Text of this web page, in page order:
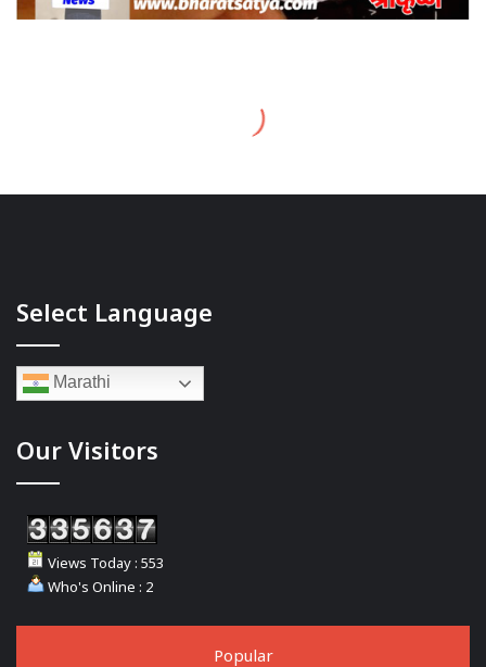
Select Language
Marathi
Our Visitors
Views Today : 553
Who's Online : 2
Popular